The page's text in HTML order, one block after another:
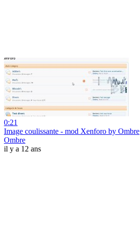
0:21
Image coulissante - mod Xenforo by Ombre
Ombre
il y a 12 ans